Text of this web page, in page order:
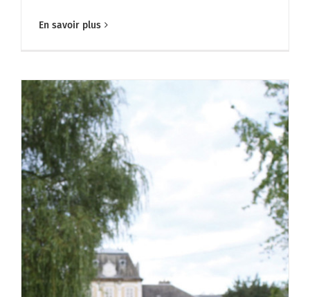
En savoir plus